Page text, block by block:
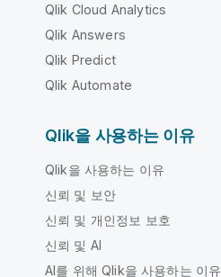
Qlik Cloud Analytics
Qlik Answers
Qlik Predict
Qlik Automate
Qlik을 사용하는 이유
Qlik을 사용하는 이유
신뢰 및 보안
신뢰 및 개인정보 보호
신뢰 및 AI
AI를 위해 Qlik을 사용하는 이유